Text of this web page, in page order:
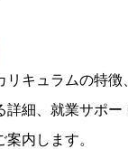
リキュラムの特
細、就業サポー
内します。